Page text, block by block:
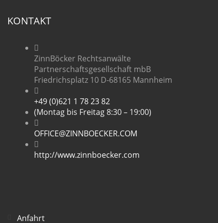
KONTAKT
ZinnBöcker Rechtsanwälte
Partnerschaftsgesellschaft mbB
Friedrichsplatz 10 D-68165 Mannheim
+49 (0)621 1 78 23 82
(Montag bis Freitag 8:30 – 19:00)
OFFICE@ZINNBOECKER.COM
http://www.zinnboecker.com
Anfahrt